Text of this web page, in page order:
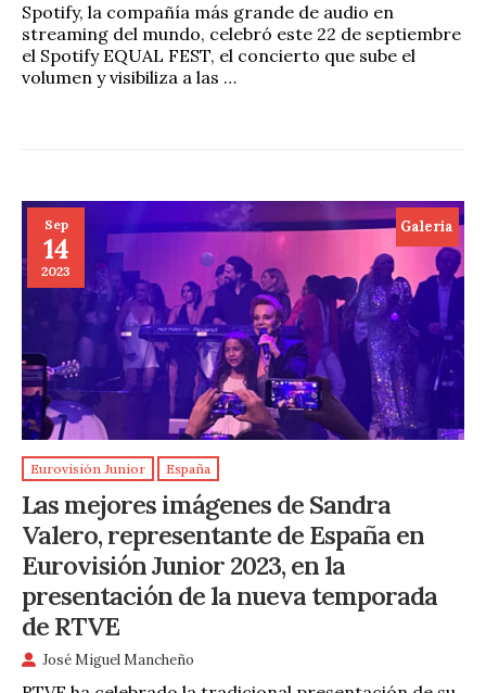
Spotify, la compañía más grande de audio en
streaming del mundo, celebró este 22 de septiembre
el Spotify EQUAL FEST, el concierto que sube el
volumen y visibiliza a las …
Sep
14
2023
Galeria
Eurovisión Junior España
Las mejores imágenes de Sandra
Valero, representante de España en
Eurovisión Junior 2023, en la
presentación de la nueva temporada
de RTVE
José Miguel Mancheño